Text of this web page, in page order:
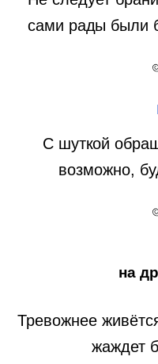
сами рады были
С шуткой
возможно,
на
Тревожнее
жаждет